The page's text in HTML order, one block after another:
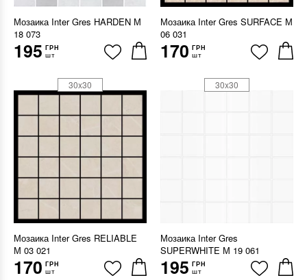
Мозаика Inter Gres HARDEN М
18 073
195 ГРН
шт
Мозаика Inter Gres SURFACE М
06 031
170 ГРН
шт
Мозаика Inter Gres RELIABLE
М 03 021
170 ГРН
шт
30x30
Мозаика Inter Gres
SUPERWHITE М 19 061
195 ГРН
шт
30x30